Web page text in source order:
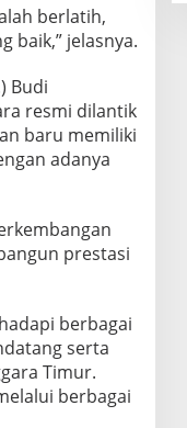
berlatih,
baik,” jelasnya.
Budi
resmi dilantik
baru memiliki
adanya
prestasi
berbagai
serta
Timur.
berbagai